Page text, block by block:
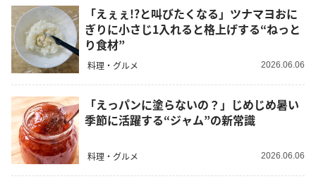
「えぇぇ!?と叫びたくなる」ツナマヨおに
ぎりに小さじ1入れると格上げする“ねっと
り食材”
料理・グルメ 2026.06.06
「えっパンに塗らないの？」じめじめ暑い
季節に活躍する“ジャム”の新常識
料理・グルメ 2026.06.06